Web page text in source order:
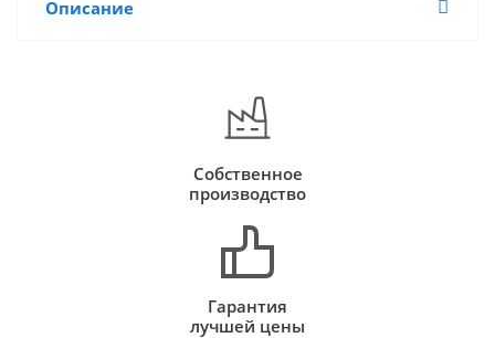
Описание
Собственное
производство
Гарантия
лучшей цены